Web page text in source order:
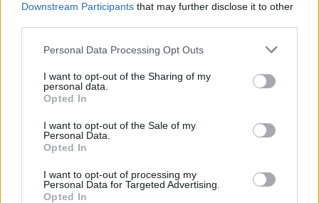
Downstream Participants that may further disclose it to other
Please note that this website/app uses one or more Google
not limited to your visit or usage behaviour. You may click to
grant or deny consent to Google and its third-party tags to
use your data for below specified purposes in below Google
consent section.
Personal Data Processing Opt Outs
I want to opt-out of the Sharing of my
personal data.
Opted In
I want to opt-out of the Sale of my
Personal Data.
Opted In
I want to opt-out of processing my
Personal Data for Targeted Advertising.
Opted In
σου πρέπει να συνδεθείς
στο my gazzetta!
Εγγραφή Σύνδεση